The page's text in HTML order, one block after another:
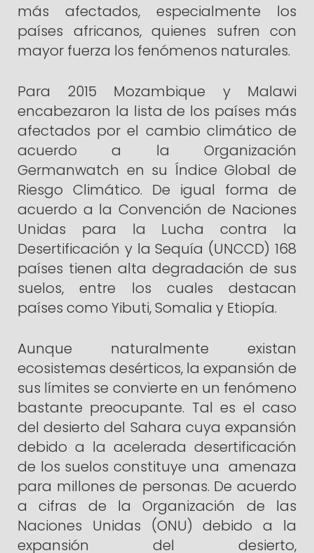
más afectados, especialmente los
países africanos, quienes sufren con
mayor fuerza los fenómenos naturales.
Para 2015 Mozambique y Malawi
encabezaron la lista de los países más
afectados por el cambio climático de
acuerdo a la Organización
Germanwatch en su Índice Global de
Riesgo Climático. De igual forma de
acuerdo a la Convención de Naciones
Unidas para la Lucha contra la
Desertificación y la Sequía (UNCCD) 168
países tienen alta degradación de sus
suelos, entre los cuales destacan
países como Yibuti, Somalia y Etiopía.
Aunque naturalmente existan
ecosistemas desérticos, la expansión de
sus límites se convierte en un fenómeno
bastante preocupante. Tal es el caso
del desierto del Sahara cuya expansión
debido a la acelerada desertificación
de los suelos constituye una amenaza
para millones de personas. De acuerdo
a cifras de la Organización de las
Naciones Unidas (ONU) debido a la
expansión del desierto,